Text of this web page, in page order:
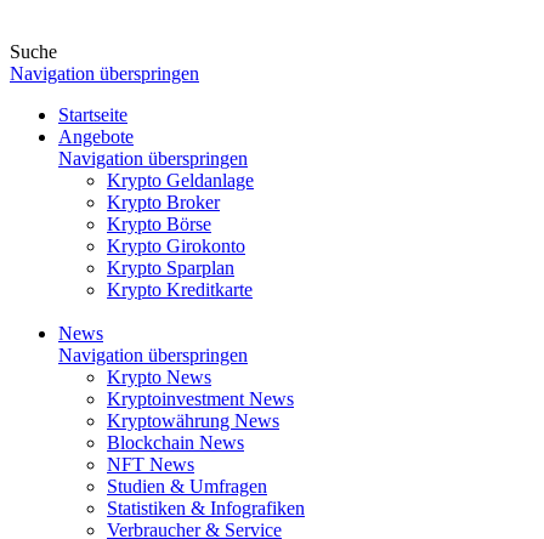
Suche
Navigation überspringen
Startseite
Angebote
Navigation überspringen
Krypto Geldanlage
Krypto Broker
Krypto Börse
Krypto Girokonto
Krypto Sparplan
Krypto Kreditkarte
News
Navigation überspringen
Krypto News
Kryptoinvestment News
Kryptowährung News
Blockchain News
NFT News
Studien & Umfragen
Statistiken & Infografiken
Verbraucher & Service